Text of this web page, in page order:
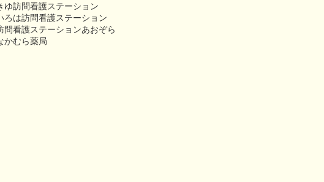
ゆ訪問看護ステーション
ろは訪問看護ステーション
問看護ステーションあおぞら
かむら薬局